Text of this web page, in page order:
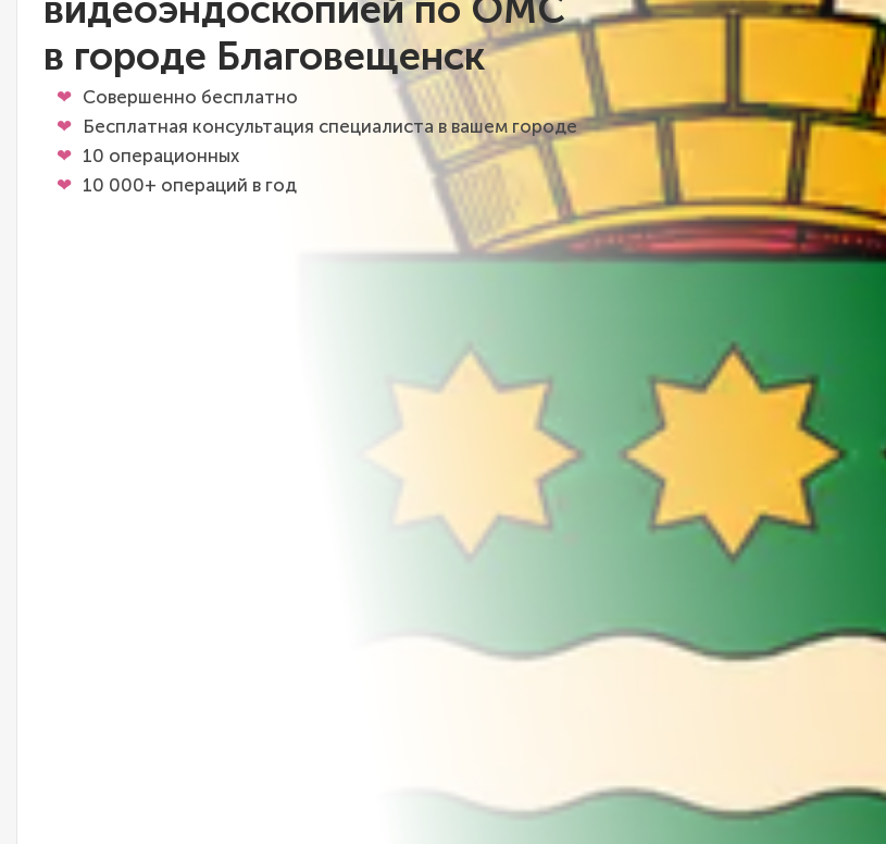
видеоэндоскопией по ОМС
в городе Благовещенск
Совершенно бесплатно
Бесплатная консультация специалиста в вашем городе
10 операционных
10 000+ операций в год